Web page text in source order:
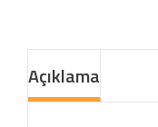
Açıklama